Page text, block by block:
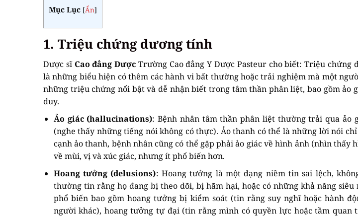
Mục Lục [Ẩn]
1. Triệu chứng dương tính
Dược sĩ Cao đẳng Dược Trường Cao đẳng Y Dược Pasteur cho biết: Triệu chứng
là những biểu hiện có thêm các hành vi bất thường hoặc trải nghiệm mà một
những triệu chứng nổi bật và dễ nhận biết trong tâm thần phân liệt, bao gồm ảo
duy.
Ảo giác (hallucinations): Bệnh nhân tâm thần phân liệt thường trải qua ảo
(nghe thấy những tiếng nói không có thực). Ảo thanh có thể là những lời nói
cạnh ảo thanh, bệnh nhân cũng có thể gặp phải ảo giác về hình ảnh (nhìn thấy
về mùi, vị và xúc giác, nhưng ít phổ biến hơn.
Hoang tưởng (delusions): Hoang tưởng là một dạng niềm tin sai lệch,
thường tin rằng họ đang bị theo dõi, bị hãm hại, hoặc có những khả năng
phổ biến bao gồm hoang tưởng bị kiểm soát (tin rằng suy nghĩ hoặc hành
người khác), hoang tưởng tự đại (tin rằng mình có quyền lực hoặc tầm quan